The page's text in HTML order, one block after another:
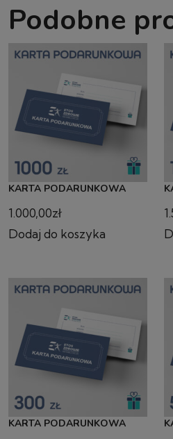
Podobne
KARTA PODARUNKOWA
1.000,00zł
Dodaj do koszyka
KARTA PODARUNKOWA